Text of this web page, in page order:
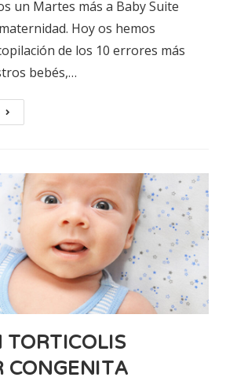
un Martes más a Baby Suite
Hoy os hemos
de los 10 errores más
bebés,…
TORTICOLIS
CONGENITA